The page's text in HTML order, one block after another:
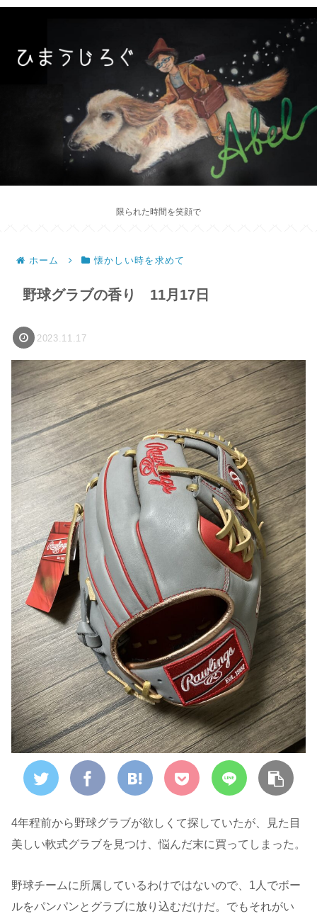
限られた時間を笑顔で
ホーム 懐かしい時を求めて
野球グラブの香り 11月17日
2023.11.17
4年程前から野球グラブが欲しくて探していたが、見た目
美しい軟式グラブを見つけ、悩んだ末に買ってしまった。
野球チームに所属しているわけではないので、1人でボー
ルをパンパンとグラブに放り込むだけだ。でもそれがい